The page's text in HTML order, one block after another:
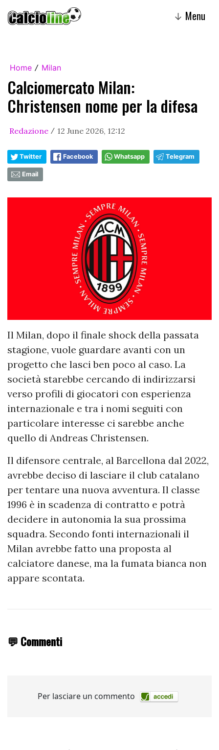
↓ Menu
Home / Milan
Calciomercato Milan:
Christensen nome per la difesa
Redazione / 12 June 2026, 12:12
Twitter Facebook Whatsapp Telegram
Email
Il Milan, dopo il finale shock della passata
stagione, vuole guardare avanti con un
progetto che lasci ben poco al caso. La
società starebbe cercando di indirizzarsi
verso profili di giocatori con esperienza
internazionale e tra i nomi seguiti con
particolare interesse ci sarebbe anche
quello di Andreas Christensen.
Il difensore centrale, al Barcellona dal 2022,
avrebbe deciso di lasciare il club catalano
per tentare una nuova avventura. Il classe
1996 è in scadenza di contratto e potrà
decidere in autonomia la sua prossima
squadra. Secondo fonti internazionali il
Milan avrebbe fatto una proposta al
calciatore danese, ma la fumata bianca non
appare scontata.
💬 Commenti